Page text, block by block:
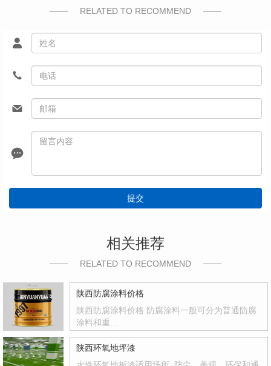
RELATED TO RECOMMEND
提交
相关推荐
RELATED TO RECOMMEND
陕西防腐涂料价格
陕西防腐涂料价格 防腐涂料一般可分为普通防腐
涂料和重…
陕西环氧地坪漆